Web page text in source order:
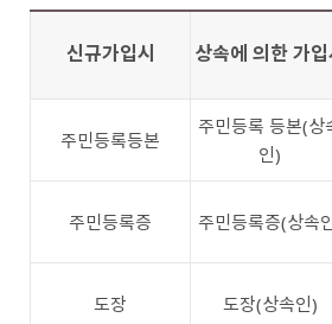
신규가입시 상속에 의한 가입
주민등록등본
주민등록 등본(상
인)
주민등록증 주민등록증(상속
도장 도장(상속인)